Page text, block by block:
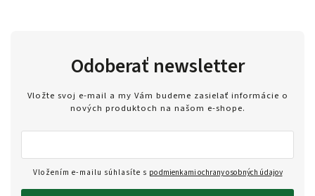
Odoberať newsletter
Vložte svoj e-mail a my Vám budeme zasielať informácie o
nových produktoch na našom e-shope.
Vložením e-mailu súhlasíte s podmienkami ochrany osobných údajov